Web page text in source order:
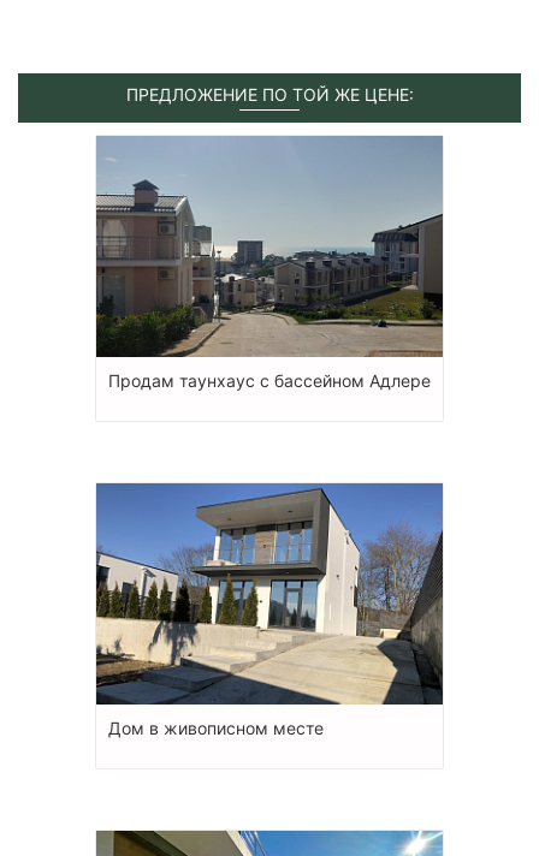
ПРЕДЛОЖЕНИЕ ПО ТОЙ ЖЕ ЦЕНЕ:
Продам таунхаус с бассейном Адлере
Дом в живописном месте